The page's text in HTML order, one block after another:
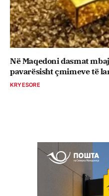
Në Maqedoni dasmat
pavarësisht çmimeve të
KRYESORE